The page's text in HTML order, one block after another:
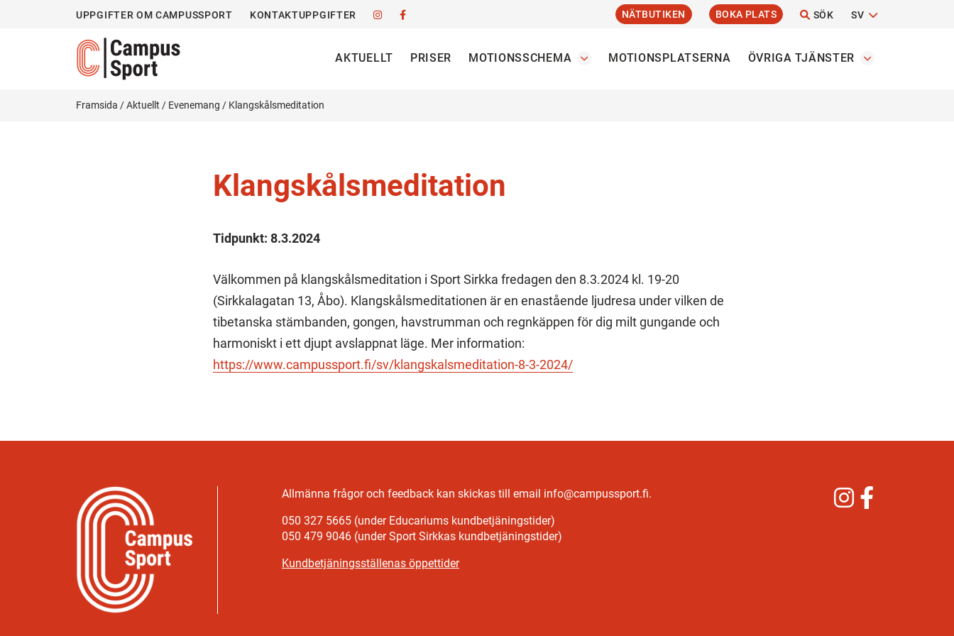
UPPGIFTER OM CAMPUSSPORT KONTAKTUPPGIFTER NÄTBUTIKEN BOKA PLATS SÖK SV
AKTUELLT PRISER MOTIONSSCHEMA MOTIONSPLATSERNA ÖVRIGA TJÄNSTER
Framsida /Aktuellt / Evenemang / Klangskålsmeditation
Klangskålsmeditation
Tidpunkt:8.3.2024
Välkommen på klangskålsmeditation i Sport Sirkka fredagen den 8.3.2024 kl. 19-20
(Sirkkalagatan 13, Åbo). Klangskålsmeditationen är en enastående ljudresa under vilken de
tibetanska stämbanden, gongen, havstrumman och regnkäppen för dig milt gungande och
harmoniskt i ett djupt avslappnat läge. Mer information:
https://www.campussport.fi/sv/klangskalsmeditation-8-3-2024/
Allmänna frågor och feedback kan skickas till email info@campussport.fi.
050 327 5665 (under Educariums kundbetjäningstider)
050 479 9046 (under Sport Sirkkas kundbetjäningstider)
Kundbetjäningsställenas öppettider
Instagram